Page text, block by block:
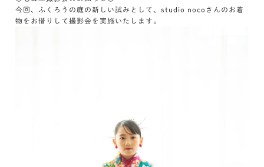
今回、ふくろうの庭の新しい試みとして、studio nocoさんのお着
物をお借りして撮影会を実施いたします。